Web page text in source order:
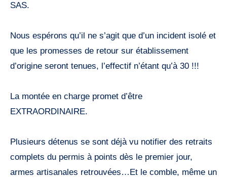
SAS.
Nous espérons qu’il ne s’agit que d’un incident isolé et
que les promesses de retour sur établissement
d’origine seront tenues, l’effectif n’étant qu’à 30 !!!
La montée en charge promet d’être
EXTRAORDINAIRE.
Plusieurs détenus se sont déjà vu notifier des retraits
complets du permis à points dès le premier jour,
armes artisanales retrouvées…Et le comble, même un